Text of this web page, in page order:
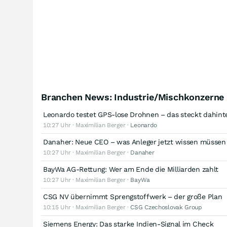
Branchen News: Industrie/Mischkonzerne
Leonardo testet GPS-lose Drohnen – das steckt
10:27 Uhr · Maximilian Berger · Leonardo
Danaher: Neue CEO – was Anleger jetzt wissen müssen
10:27 Uhr · Maximilian Berger · Danaher
BayWa AG-Rettung: Wer am Ende die Milliarden zahlt
10:27 Uhr · Maximilian Berger · BayWa
CSG NV übernimmt Sprengstoffwerk – der große Plan
10:15 Uhr · Maximilian Berger ·CSG Czechoslovak Group
Siemens Energy: Das starke Indien-Signal im Check